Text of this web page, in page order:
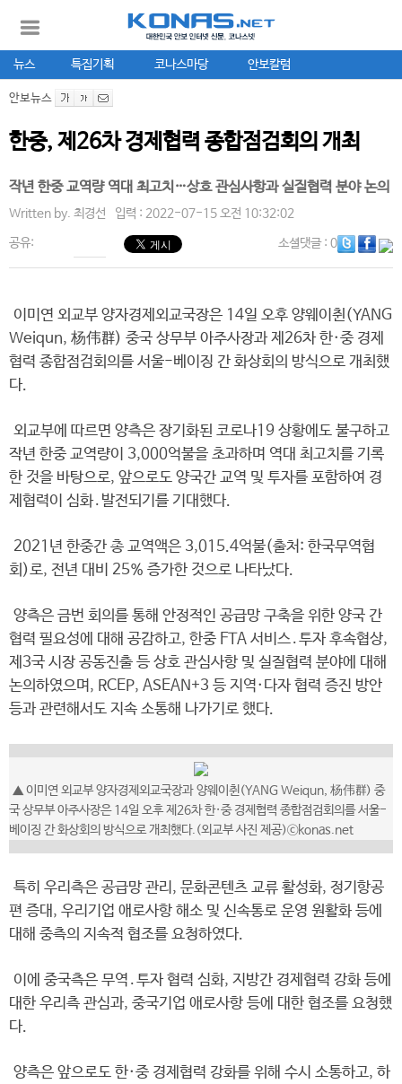
뉴스 특집기획 코나스마당 안보칼럼
안보뉴스
한중, 제26차 경제협력 종합점검회의 개최
작년 한중 교역량 역대 최고치…상호 관심사항과 실질협력 분야 논의
Written by. 최경선 입력 : 2022-07-15 오전 10:32:02
공유: 소셜댓글: 0
이미연 외교부 양자경제외교국장은 14일 오후 양웨이췬(YANG
Weiqun, 杨伟群) 중국 상무부 아주사장과 제26차 한·중 경제
협력 종합점검회의를 서울-베이징 간 화상회의 방식으로 개최했
다.
외교부에 따르면 양측은 장기화된 코로나19 상황에도 불구하고
작년 한중 교역량이 3,000억불을 초과하며 역대 최고치를 기록
한 것을 바탕으로, 앞으로도 양국간 교역 및 투자를 포함하여 경
제협력이 심화․발전되기를 기대했다.
2021년 한중간 총 교역액은 3,015.4억불(출처: 한국무역협
회)로, 전년 대비 25% 증가한 것으로 나타났다.
양측은 금번 회의를 통해 안정적인 공급망 구축을 위한 양국 간
협력 필요성에 대해 공감하고, 한중 FTA 서비스․투자 후속협상,
제3국 시장 공동진출 등 상호 관심사항 및 실질협력 분야에 대해
논의하였으며, RCEP, ASEAN+3 등 지역·다자 협력 증진 방안
등과 관련해서도 지속 소통해 나가기로 했다.
▲ 이미연 외교부 양자경제외교국장과 양웨이췬(YANG Weiqun, 杨伟群) 중
국 상무부 아주사장은 14일 오후 제26차 한·중 경제협력 종합점검회의를 서울-
베이징 간 화상회의 방식으로 개최했다.(외교부 사진 제공)ⓒkonas.net
특히 우리측은 공급망 관리, 문화콘텐츠 교류 활성화, 정기항공
편 증대, 우리기업 애로사항 해소 및 신속통로 운영 원활화 등에
대해 중측의 지속적 협조를 요청하였다.
이에 중국측은 무역․투자 협력 심화, 지방간 경제협력 강화 등에
대한 우리측 관심과, 중국기업 애로사항 등에 대한 협조를 요청했
다.
양측은 앞으로도 한·중 경제협력 강화를 위해 수시 소통하고, 하